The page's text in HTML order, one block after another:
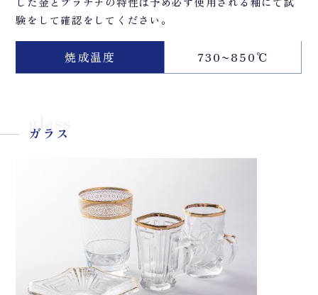
験をして確認をしてください。
焼成温度 730~850℃
ガラス